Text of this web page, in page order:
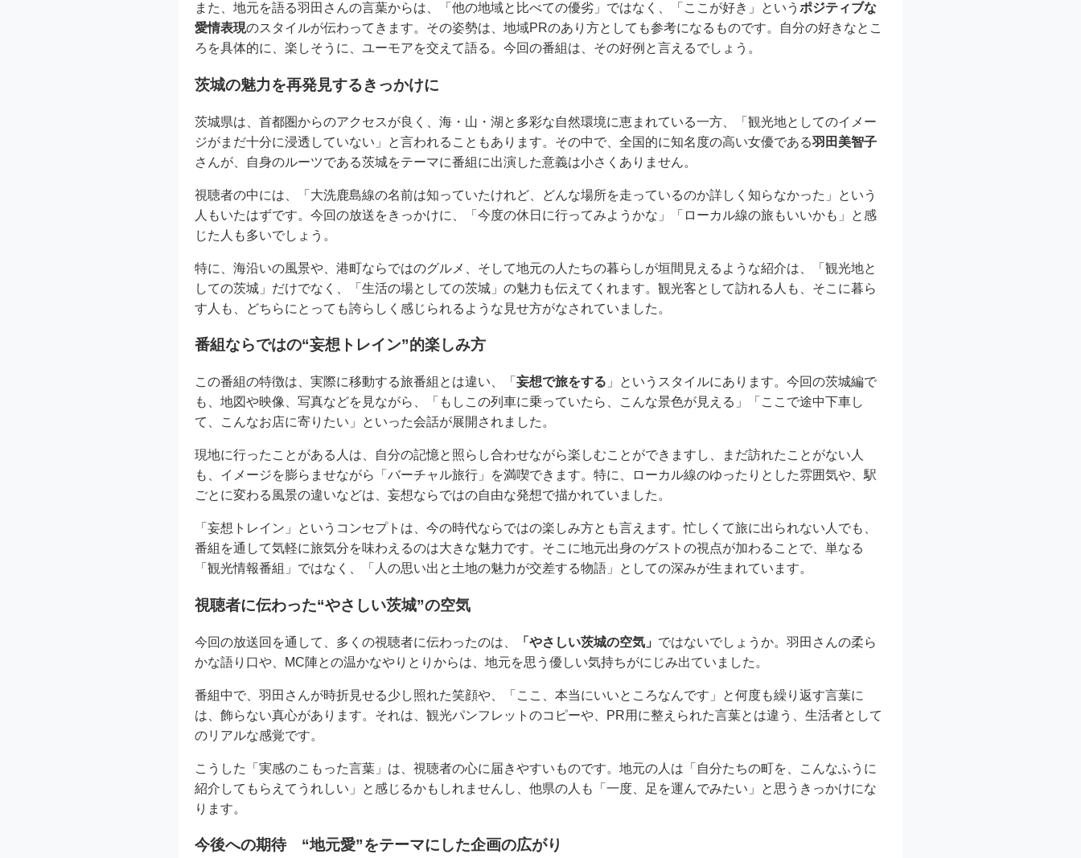
また、地元を語る羽田さんの言葉からは、「他の地域と比べての優劣」ではなく、「ここが好き」という ポジティブな
愛情表現のスタイルが伝わってきます。その姿勢は、地域PRのあり方としても参考になるものです。自分の好きなとこ
ろを具体的に、楽しそうに、ユーモアを交えて語る。今回の番組は、その好例と言えるでしょう。
茨城の魅力を再発見するきっかけに
茨城県は、首都圏からのアクセスが良く、海・山・湖と多彩な自然環境に恵まれている一方、「観光地としてのイメー
ジがまだ十分に浸透していない」と言われることもあります。その中で、全国的に知名度の高い女優である羽田美智子
さんが、自身のルーツである茨城をテーマに番組に出演した意義は小さくありません。
視聴者の中には、「大洗鹿島線の名前は知っていたけれど、どんな場所を走っているのか詳しく知らなかった」という
人もいたはずです。今回の放送をきっかけに、「今度の休日に行ってみようかな」「ローカル線の旅もいいかも」と感
じた人も多いでしょう。
特に、海沿いの風景や、港町ならではのグルメ、そして地元の人たちの暮らしが垣間見えるような紹介は、「観光地と
しての茨城」だけでなく、「生活の場としての茨城」の魅力も伝えてくれます。観光客として訪れる人も、そこに暮ら
す人も、どちらにとっても誇らしく感じられるような見せ方がなされていました。
番組ならではの“妄想トレイン”的楽しみ方
この番組の特徴は、実際に移動する旅番組とは違い、「 妄想で旅をする 」というスタイルにあります。今回の茨城編で
も、地図や映像、写真などを見ながら、「もしこの列車に乗っていたら、こんな景色が見える」「ここで途中下車し
て、こんなお店に寄りたい」といった会話が展開されました。
現地に行ったことがある人は、自分の記憶と照らし合わせながら楽しむことができますし、まだ訪れたことがない人
も、イメージを膨らませながら「バーチャル旅行」を満喫できます。特に、ローカル線のゆったりとした雰囲気や、駅
ごとに変わる風景の違いなどは、妄想ならではの自由な発想で描かれていました。
「妄想トレイン」というコンセプトは、今の時代ならではの楽しみ方とも言えます。忙しくて旅に出られない人でも、
番組を通して気軽に旅気分を味わえるのは大きな魅力です。そこに地元出身のゲストの視点が加わることで、単なる
「観光情報番組」ではなく、「人の思い出と土地の魅力が交差する物語」としての深みが生まれています。
視聴者に伝わった“やさしい茨城”の空気
今回の放送回を通して、多くの視聴者に伝わったのは、 「やさしい茨城の空気」 ではないでしょうか。羽田さんの柔ら
かな語り口や、MC陣との温かなやりとりからは、地元を思う優しい気持ちがにじみ出ていました。
番組中で、羽田さんが時折見せる少し照れた笑顔や、「ここ、本当にいいところなんです」と何度も繰り返す言葉に
は、飾らない真心があります。それは、観光パンフレットのコピーや、PR用に整えられた言葉とは違う、生活者として
のリアルな感覚です。
こうした「実感のこもった言葉」は、視聴者の心に届きやすいものです。地元の人は「自分たちの町を、こんなふうに
紹介してもらえてうれしい」と感じるかもしれませんし、他県の人も「一度、足を運んでみたい」と思うきっかけにな
ります。
今後への期待 “地元愛”をテーマにした企画の広がり